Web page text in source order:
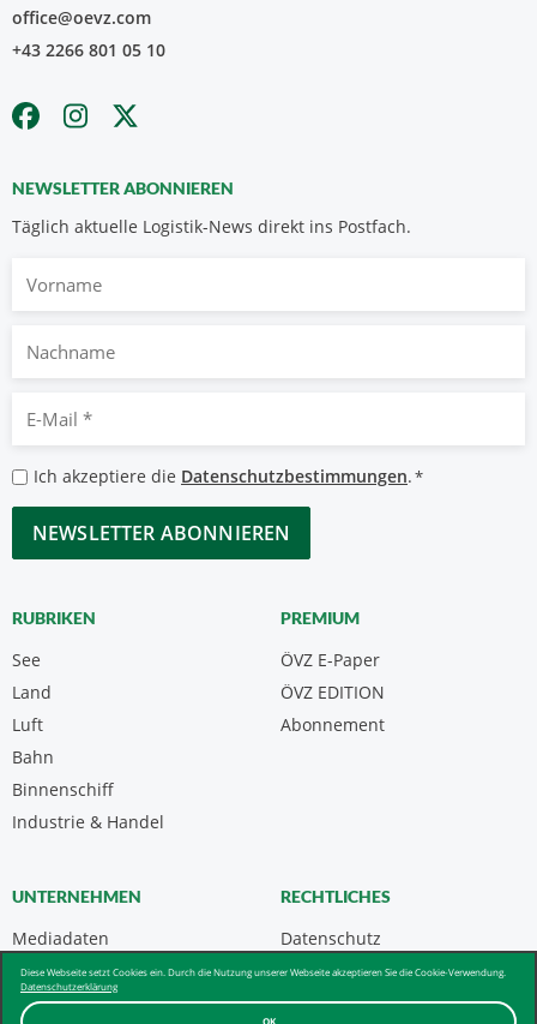
OK
Diese Webseite setzt Cookies ein. Durch die Nutzung unserer Webseite akzeptieren Sie die Cookie-Verwendung.
Datenschutzerklärung
office@oevz.com
+43 2266 801 05 10
NEWSLETTER ABONNIEREN
Täglich aktuelle Logistik-News direkt ins Postfach.
Nachname
Mail
*
Datenschutzbestimmungen
*
Ich akzeptiere die Datenschutzbestimmungen.*
CAPTCHA
RUBRIKEN
See
Land
Luft
Bahn
Binnenschiff
Industrie & Handel
PREMIUM
ÖVZ E-Paper
Abonnement
ÖVZ EDITION
UNTERNEHMEN
Mediadaten
Kontakt
Über uns & AGB
RECHTLICHES
Datenschutz
Impressum